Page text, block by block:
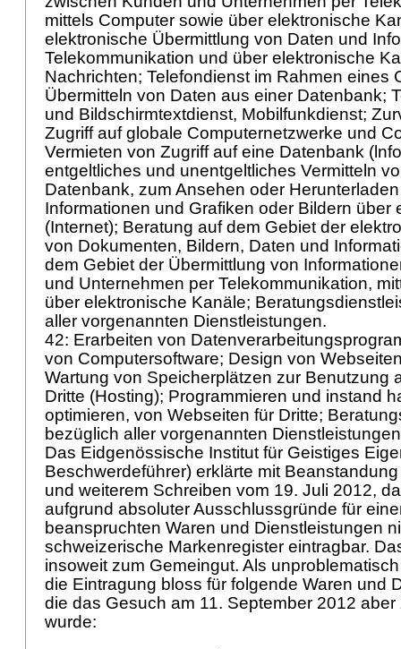
mittels Computer sowie über elektronische
elektronische Übermittlung von Daten und
Telekommunikation und über elektronische
Nachrichten; Telefondienst im Rahmen eines
Übermitteln von Daten aus einer Datenbank;
und Bildschirmtextdienst, Mobilfunkdienst;
Zugriff auf globale Computernetzwerke und
Vermieten von Zugriff auf eine Datenbank
entgeltliches und unentgeltliches Vermitteln
Datenbank, zum Ansehen oder
Informationen und Grafiken oder Bildern über
(Internet); Beratung auf dem Gebiet der
von Dokumenten, Bildern, Daten und
dem Gebiet der Übermittlung von
und Unternehmen per Telekommunikation,
über elektronische Kanäle;
aller vorgenannten Dienstleistungen.
42: Erarbeiten von
von Computersoftware; Design von
Wartung von Speicherplätzen zur Benutzung
Dritte (Hosting); Programmieren und instand
optimieren, von Webseiten für Dritte;
bezüglich aller vorgenannten
Das Eidgenössische Institut für Geistiges
Beschwerdeführer) erklärte mit
und weiterem Schreiben vom 19. Juli 2012,
aufgrund absoluter Ausschlussgründe für
beanspruchten Waren und Dienstleistungen
schweizerische Markenregister eintragbar.
insoweit zum Gemeingut. Als
die Eintragung bloss für folgende Waren und
die das Gesuch am 11. September 2012
wurde: